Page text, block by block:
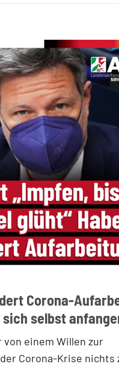
Corona-
sich selbst
von einem Willen zur
Corona-Krise nichts